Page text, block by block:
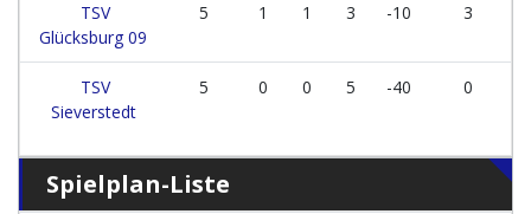
TSV
Glücksburg 09
5 1 1 3 -10 3
TSV
Sieverstedt
5 0 0 5 -40 0
Spielplan-Liste